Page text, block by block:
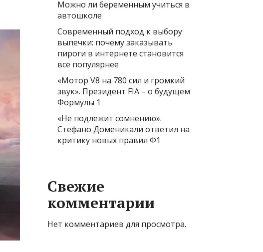
Можно ли беременным учиться в
автошколе
Современный подход к выбору
выпечки: почему заказывать
пироги в интернете становится
все популярнее
«Мотор V8 на 780 сил и громкий
звук». Президент FIA – о будущем
Формулы 1
«Не подлежит сомнению».
Стефано Доменикали ответил на
критику новых правил Ф1
Свежие
комментарии
Нет комментариев для просмотра.